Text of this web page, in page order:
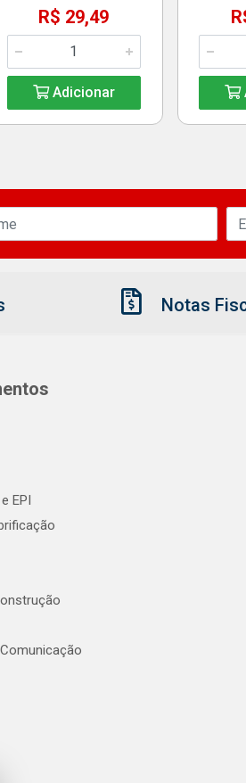
R$ 29,49
Adicionar
Notas
EPI